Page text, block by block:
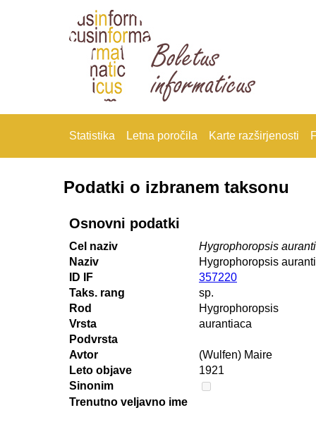
Statistika Letna poročila Karte razširjenosti
Podatki o izbranem taksonu
Osnovni podatki
Cel naziv
Hygrophoropsis
Naziv
Hygrophoropsis
ID IF
357220
Taks. rang
sp.
Rod
Hygrophoropsis
Vrsta
aurantiaca
Podvrsta
Avtor
(Wulfen) Maire
Leto objave
1921
Sinonim
Trenutno veljavno ime